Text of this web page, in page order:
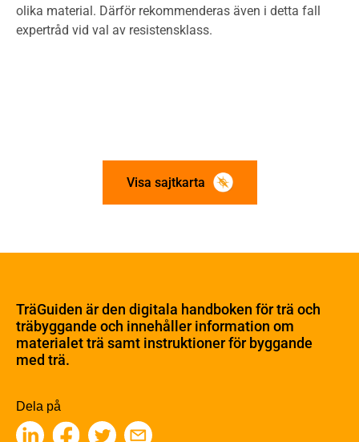
olika material. Därför rekommenderas även i detta fall
expertråd vid val av resistensklass.
Visa sajtkarta
Skogsbruk
Barrträdets uppbyggnad
Träets egenskaper och kvalitet
Träbaserade produkter
Kemisk behandling
TräGuiden är den digitala handboken för trä och
träbyggande och innehåller information om
materialet trä samt instruktioner för byggande
med trä.
Dela på